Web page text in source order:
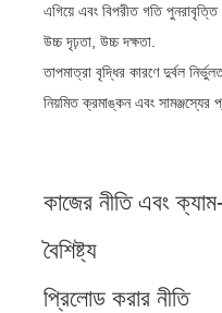
এগিয়ে এবং বিপরীত গতি পুনরাবৃত্তি
উচ্চ দৃঢ়তা, উচ্চ দক্ষতা.
তাপমাত্রা বৃদ্ধির কারণে দুর্বল
নিয়মিত ক্রমাঙ্কন এবং সামঞ্জস্যের
কাজের নীতি এবং
বৈশিষ্ট্য
প্রিলোড করার নীতি